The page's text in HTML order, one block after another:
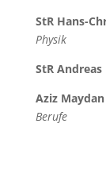
StR Hans-
Physik
StR Andreas
Aziz Maydan
Berufe